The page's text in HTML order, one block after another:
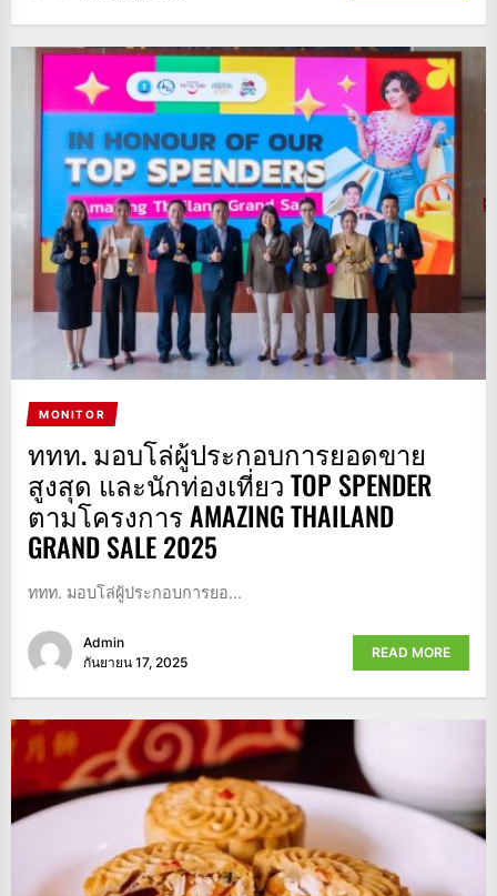
MONITOR
ททท. มอบโล่ผู้ประกอบการยอดขาย
สูงสุด และนักท่องเที่ยว TOP SPENDER
ตามโครงการ AMAZING THAILAND
GRAND SALE 2025
ททท. มอบโล่ผู้ประกอบการยอ...
Admin
กันยายน 17, 2025
READ MORE